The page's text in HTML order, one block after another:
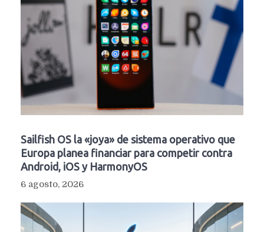
Sailfish OS la «joya» de sistema operativo que
Europa planea financiar para competir contra
Android, iOS y HarmonyOS
6 agosto, 2026